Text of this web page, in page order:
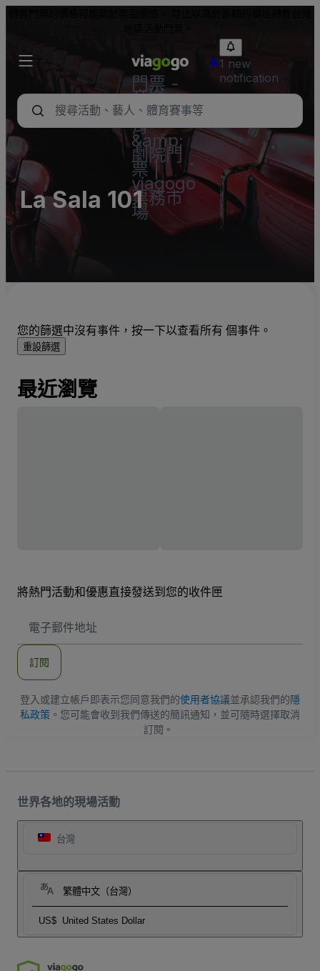
門票 -
音樂
會、體
育
&amp;
劇院門
票 |
viagogo
票務市
場
1 new
notification
La Sala 101
您的篩選中沒有事件，按一下以查看所有 個事件。
重設篩選
最近瀏覽
將熱門活動和優惠直接發送到您的收件匣
子
地
訂閱
登入或建立帳戶即表示您同意我們的使用者協議並承認我們的隱
私政策 。您可能會收到我們傳送的簡訊通知，並可隨時選擇取消
訂閱。
世界各地的現場活動
台灣
繁體中文（台灣）
US$ United States Dollar